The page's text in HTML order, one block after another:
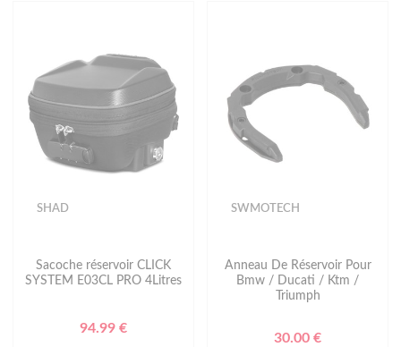
SHAD
Sacoche réservoir CLICK
SYSTEM E03CL PRO 4Litres
94.99 €
SWMOTECH
Anneau De Réservoir Pour
Bmw / Ducati / Ktm /
Triumph
30.00 €